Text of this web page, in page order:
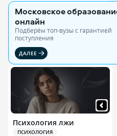
Московское
онлайн
Подберём топ-вузы c гарантией
поступления
ДАЛЕЕ
Психология лжи
ПСИХОЛОГИЯ